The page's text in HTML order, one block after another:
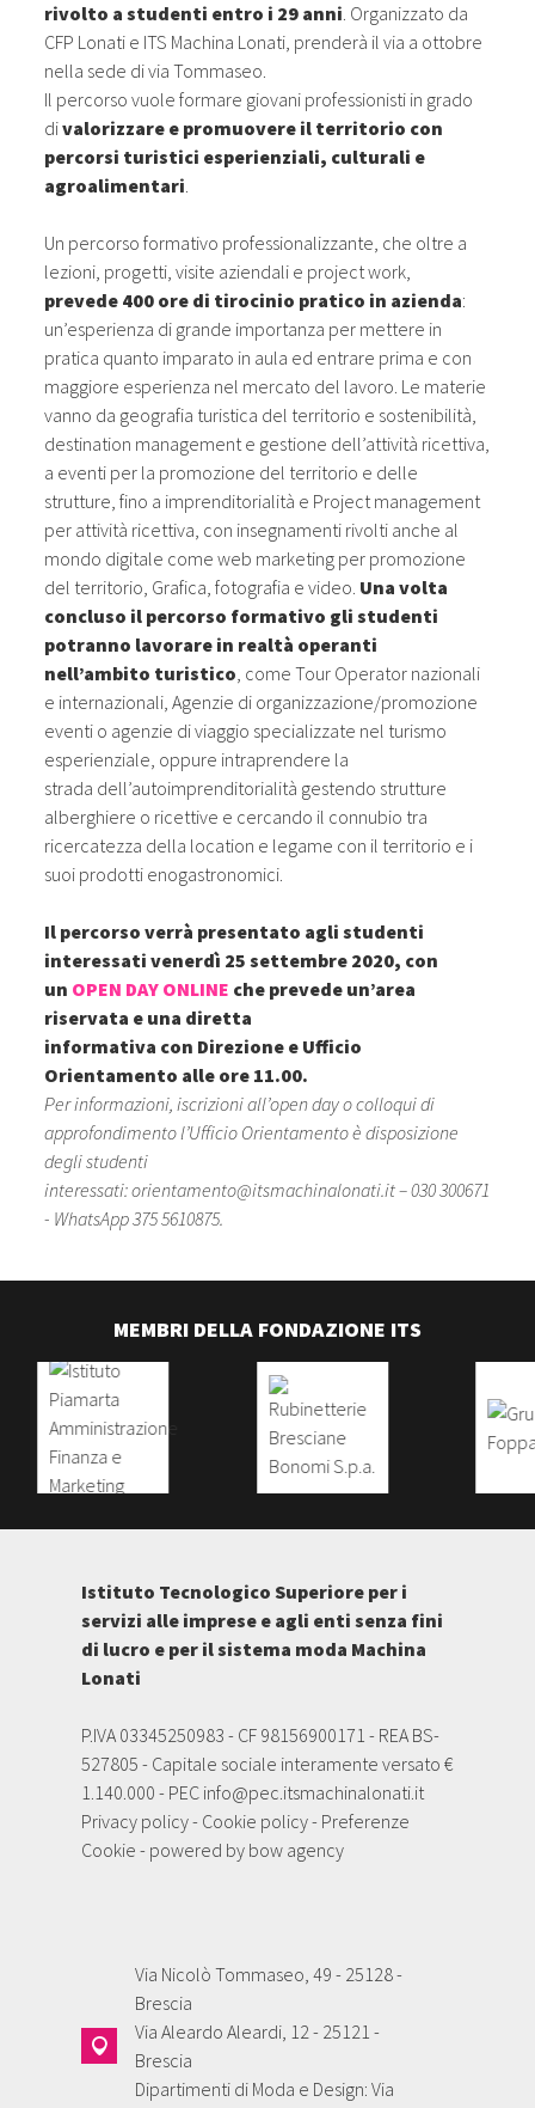
rivolto a studenti entro i 29 anni. Organizzato da
CFP Lonati e ITS Machina Lonati, prenderà il via a ottobre
nella sede di via Tommaseo.
Il percorso vuole formare giovani professionisti in grado
divalorizzare e promuovere il territorio con
percorsi turistici esperienziali, culturali e
agroalimentari.
Un percorso formativo professionalizzante, che oltre a
lezioni, progetti, visite aziendali e project work,
prevede 400 ore di tirocinio pratico in azienda:
un’esperienza di grande importanza per mettere in
pratica quanto imparato in aula ed entrare prima e con
maggiore esperienza nel mercato del lavoro. Le materie
vanno da geografia turistica del territorio e sostenibilità,
destination management e gestione dell’attività ricettiva,
a eventi per la promozione del territorio e delle
strutture, fino a imprenditorialità e Project management
per attività ricettiva, con insegnamenti rivolti anche al
mondo digitale come web marketing per promozione
del territorio, Grafica, fotografia e video. Una volta
concluso il percorso formativo gli studenti
potranno lavorare in realtà operanti
nell’ambito turistico, come Tour Operator nazionali
e internazionali, Agenzie di organizzazione/promozione
eventi o agenzie di viaggio specializzate nel turismo
esperienziale, oppure intraprendere la
strada dell’autoimprenditorialità gestendo strutture
alberghiere o ricettive e cercando il connubio tra
ricercatezza della location e legame con il territorio e i
suoi prodotti enogastronomici.
Il percorso verrà presentato agli studenti
interessati venerdì 25 settembre 2020, con
un OPEN DAY ONLINE che prevede un’area
riservata e una diretta
informativa con Direzione e Ufficio
Orientamento alle ore 11.00.
Per informazioni, iscrizioni all’open day o colloqui di
approfondimento l’Ufficio Orientamento è disposizione
degli studenti
interessati:orientamento@itsmachinalonati.it– 030 300671
- WhatsApp 375 5610875.
MEMBRI DELLA FONDAZIONE ITS
Istituto Tecnologico Superiore per i
servizi alle imprese e agli enti senza fini
di lucro e per il sistema moda Machina
Lonati
P.IVA 03345250983 - CF 98156900171 - REA BS-
527805 - Capitale sociale interamente versato €
1.140.000 - PEC info@pec.itsmachinalonati.it
Privacy policy- Cookie policy- Preferenze
Cookie - powered by bow agency
Via Nicolò Tommaseo, 49 - 25128 -
Brescia
Via Aleardo Aleardi, 12 - 25121 -
Brescia
Dipartimenti di Moda e Design: Via